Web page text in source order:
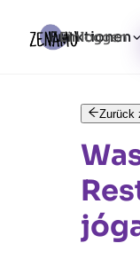
Funktionen
Einloggen
Zurück